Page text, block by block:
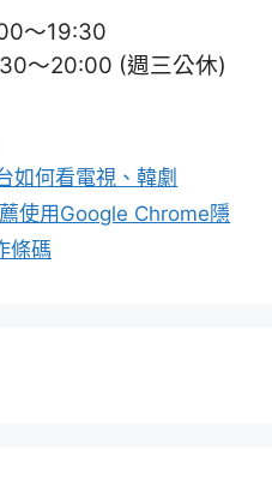
～19:30
～20:00 (週三公休)
如何看電視、韓劇
使用Google Chrome隱
條碼